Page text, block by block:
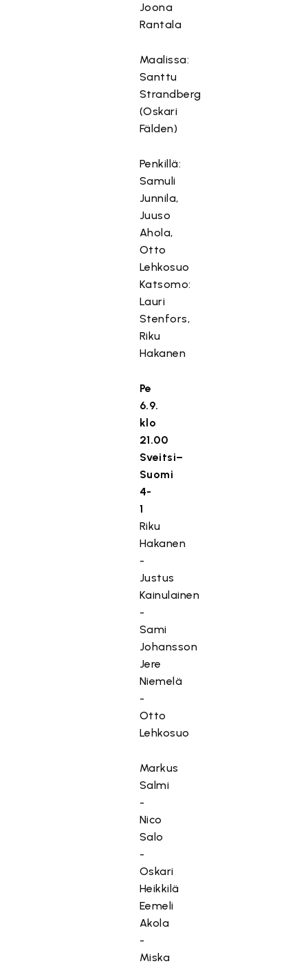
Joona
Rantala
Maalissa:
Santtu
Strandberg
(Oskari
Fälden)
Penkillä:
Samuli
Junnila,
Juuso
Ahola,
Otto
Lehkosuo
Katsomo:
Lauri
Stenfors,
Riku
Hakanen
Pe
6.9.
klo
21.00
Sveitsi–
Suomi
4-
1
Riku
Hakanen
-
Justus
Kainulainen
-
Sami
Johansson
Jere
Niemelä
-
Otto
Lehkosuo
Markus
Salmi
-
Nico
Salo
-
Oskari
Heikkilä
Eemeli
Akola
-
Miska